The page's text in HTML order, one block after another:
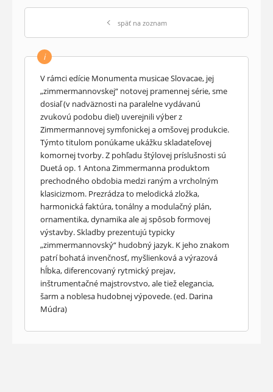
späť na zoznam
i
V rámci edície Monumenta musicae Slovacae, jej
„zimmermannovskej“ notovej pramennej série, sme
dosiaľ (v nadväznosti na paralelne vydávanú
zvukovú podobu diel) uverejnili výber z
Zimmermannovej symfonickej a omšovej produkcie.
Týmto titulom ponúkame ukážku skladateľovej
komornej tvorby. Z pohľadu štýlovej príslušnosti sú
Duetá op. 1 Antona Zimmermanna produktom
prechodného obdobia medzi raným a vrcholným
klasicizmom. Prezrádza to melodická zložka,
harmonická faktúra, tonálny a modulačný plán,
ornamentika, dynamika ale aj spôsob formovej
výstavby. Skladby prezentujú typicky
„zimmermannovský“ hudobný jazyk. K jeho znakom
patrí bohatá invenčnosť, myšlienková a výrazová
hĺbka, diferencovaný rytmický prejav,
inštrumentačné majstrovstvo, ale tiež elegancia,
šarm a noblesa hudobnej výpovede. (ed. Darina
Múdra)